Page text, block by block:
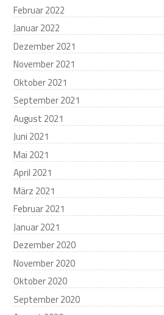
Februar 2022
Januar 2022
Dezember 2021
November 2021
Oktober 2021
September 2021
August 2021
Juni 2021
Mai 2021
April 2021
März 2021
Februar 2021
Januar 2021
Dezember 2020
November 2020
Oktober 2020
September 2020